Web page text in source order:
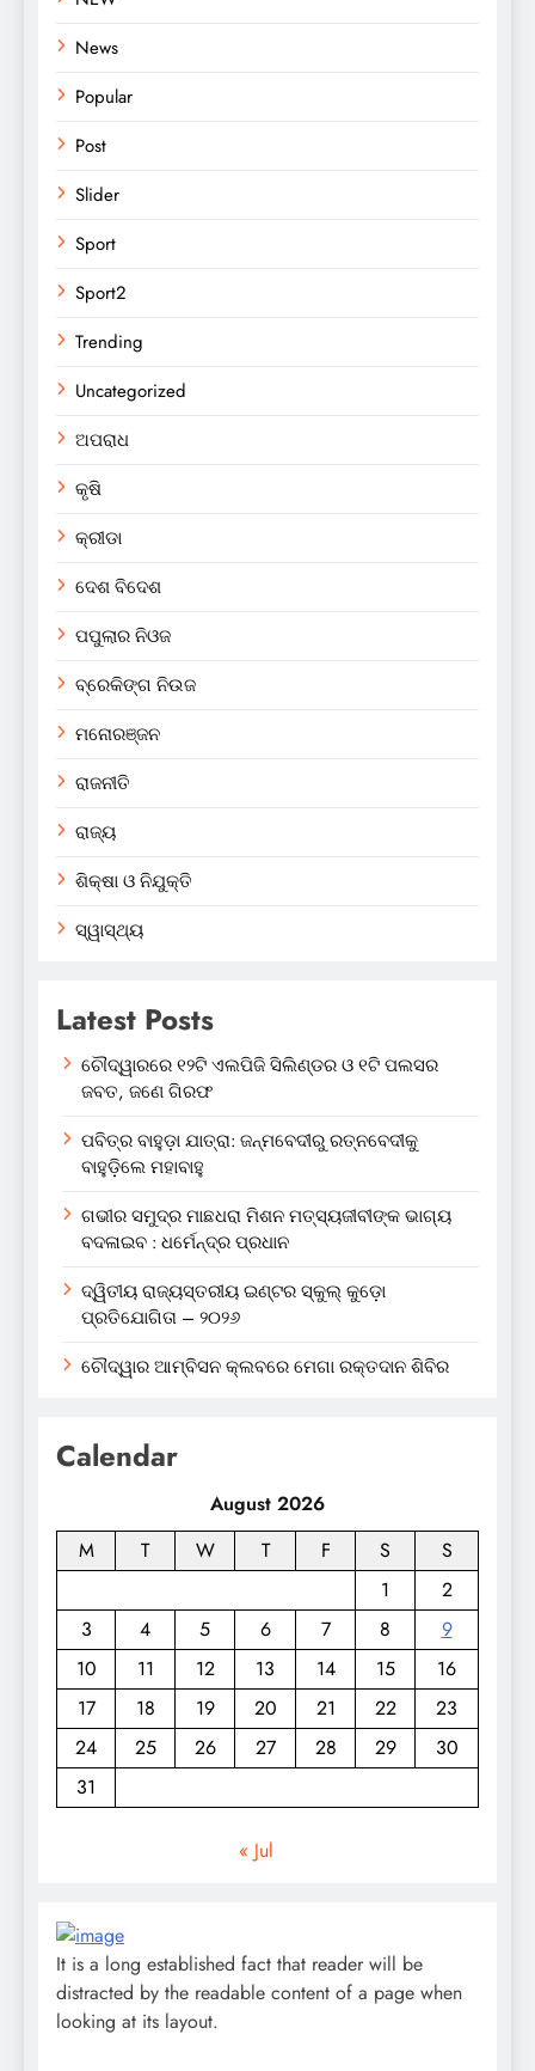
News
Popular
Post
Slider
Sport
Sport2
Trending
Uncategorized
ଅପରାଧ
କୃଷି
କ୍ରୀଡା
ଦେଶ ବିଦେଶ
ପପୁଲାର ନିଓଜ
ବ୍ରେକିଙ୍ଗ ନିଉଜ
ମନୋରଞ୍ଜନ
ରାଜନୀତି
ରାଜ୍ୟ
ଶିକ୍ଷା ଓ ନିଯୁକ୍ତି
ସ୍ୱାସ୍ଥ୍ୟ
Latest Posts
ଚୌଦ୍ୱାରରେ ୧୨ଟି ଏଲପିଜି ସିଲିଣ୍ଡର ଓ ୧ଟି ପଲସର
ଜବତ, ଜଣେ ଗିରଫ
ପବିତ୍ର ବାହୁଡ଼ା ଯାତ୍ରା: ଜନ୍ମବେଦୀରୁ ରତ୍ନବେଦୀକୁ
ବାହୁଡ଼ିଲେ ମହାବାହୁ
ଗଭୀର ସମୁଦ୍ର ମାଛଧରା ମିଶନ ମତ୍ସ୍ୟଜୀବୀଙ୍କ ଭାଗ୍ୟ
ବଦଳାଇବ : ଧର୍ମେନ୍ଦ୍ର ପ୍ରଧାନ
ଦ୍ୱିତୀୟ ରାଜ୍ୟସ୍ତରୀୟ ଇଣ୍ଟର ସ୍କୁଲ୍ କୁଡ଼ୋ
ପ୍ରତିଯୋଗିତା – ୨୦୨୬
ଚୌଦ୍ୱାର ଆମ୍ବିସନ କ୍ଲବରେ ମେଗା ରକ୍ତଦାନ ଶିବିର
Calendar
August 2026
M
T W T F S
S
1
2
3
4 5 6 7 8
9
10
11 12 13 14 15
16
17
18 19 20 21 22
23
24
25 26 27 28 29
30
31
« Jul
It is a long established fact that reader will be
distracted by the readable content of a page when
looking at its layout.